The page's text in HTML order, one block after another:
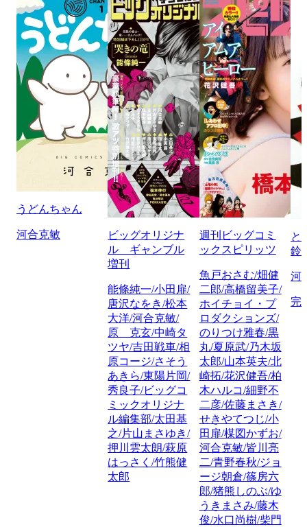
うどんちゃん
河合克敏
ビッグオリジナ
ル ギャンブル
増刊
能條純一/小田扉/
唐沢なをき/松本
大洋/河合克敏/
原 克玄/中崎タ
ツヤ/吉田戦車/相
原コージ/さそう
あきら/東陽片岡/
秀良子/ビッグコ
ミックオリジナ
ル編集部/太田基
之/片山まさゆき/
押川雲太朗/萩原
はっさく/竹熊健
太郎
週刊ビッグコミ
ックスピリッツ
魚戸おさむ/畑健
二郎/高橋留美子/
ホイチョイ・プ
ロダクションズ/
のりつけ雅春/黒
丸/夏原武/乃木坂
太郎/山本英夫/北
崎拓/花沢健吾/柏
木ハルコ/細野不
二彦/佐藤まさき/
せきやてつじ/小
田扉/楳図かずお/
河合克敏/皆川亮
二/青野春秋/ジョ
ージ朝倉/篠房六
郎/猪熊しのぶ/ゆ
うきまさみ/藤木
俊/水口尚樹/柴門
と
鈴
河
完